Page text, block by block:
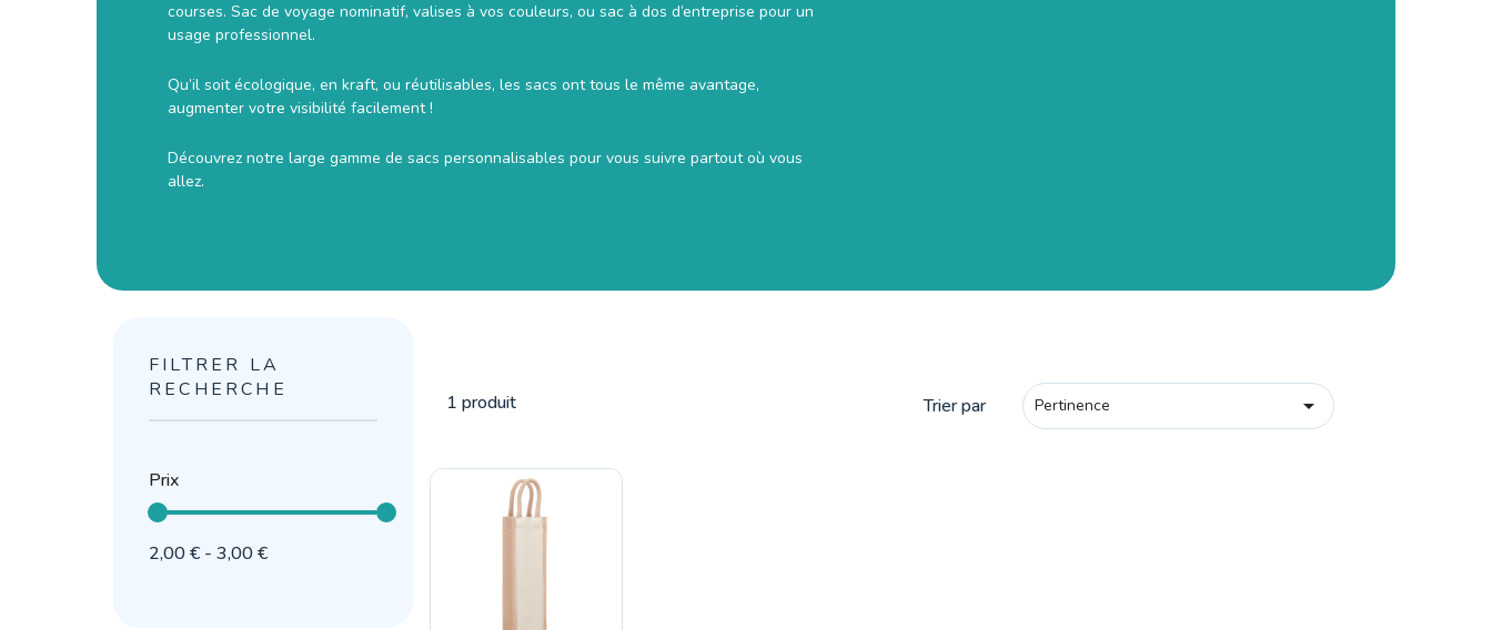
courses. Sac de voyage nominatif, valises à vos couleurs, ou sac à dos d’entreprise pour un
usage professionnel.
Qu’il soit écologique, en kraft, ou réutilisables, les sacs ont tous le même avantage,
augmenter votre visibilité facilement !
Découvrez notre large gamme de sacs personnalisables pour vous suivre partout où vous
allez.
FILTRER LA
RECHERCHE
Prix
2,00 € - 3,00 €
1 produit Trier par Pertinence 